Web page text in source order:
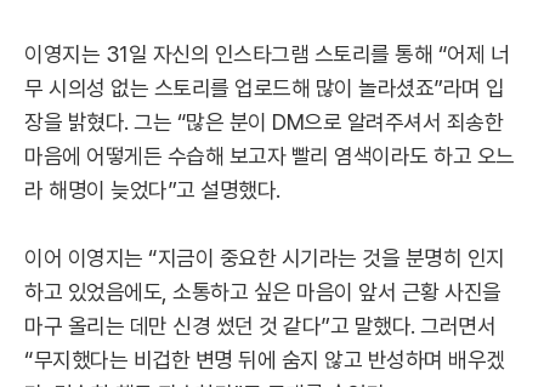
이영지는 31일 자신의 인스타그램 스토리를 통해 “어제 너
무 시의성 없는 스토리를 업로드해 많이 놀라셨죠”라며 입
장을 밝혔다. 그는 “많은 분이 DM으로 알려주셔서 죄송한
마음에 어떻게든 수습해 보고자 빨리 염색이라도 하고 오느
라 해명이 늦었다”고 설명했다.
이어 이영지는 “지금이 중요한 시기라는 것을 분명히 인지
하고 있었음에도, 소통하고 싶은 마음이 앞서 근황 사진을
마구 올리는 데만 신경 썼던 것 같다”고 말했다. 그러면서
“무지했다는 비겁한 변명 뒤에 숨지 않고 반성하며 배우겠